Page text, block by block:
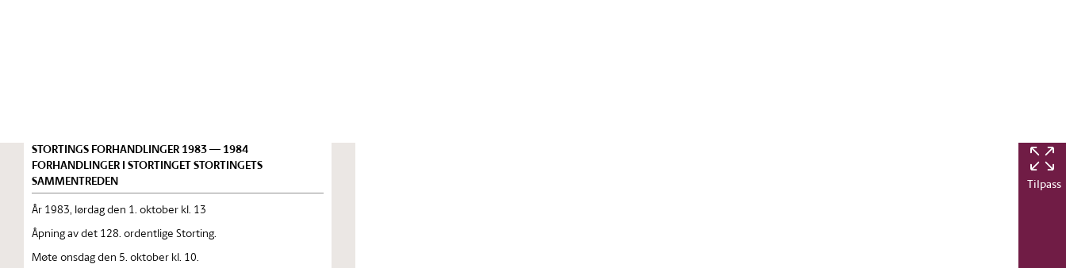
STORTINGS FORHANDLINGER 1983 — 1984
FORHANDLINGER I STORTINGET STORTINGETS
SAMMENTREDEN
År 1983, lørdag den 1. oktober kl. 13
Åpning av det 128. ordentlige Storting.
Møte onsdag den 5. oktober kl. 10.